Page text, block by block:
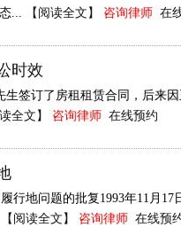
...
【阅读全文】 咨询律师 在
时效
生签订了房租租赁合同，后来
全文】 咨询律师 在线预约
行地问题的批复1993年11月
【阅读全文】 咨询律师 在线预